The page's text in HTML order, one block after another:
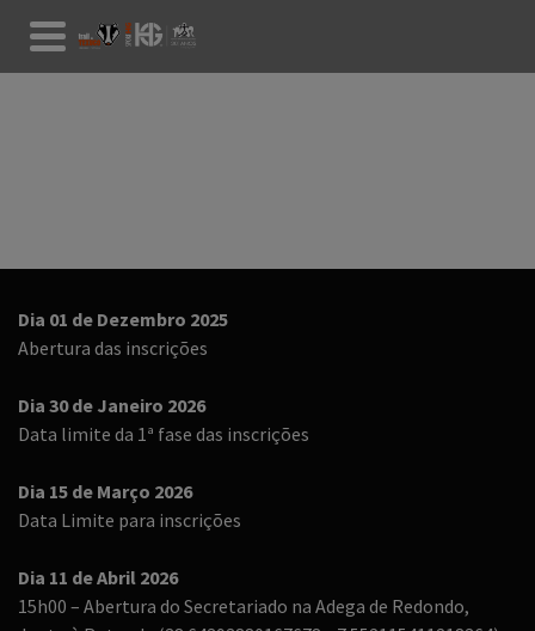
Dia 01 de Dezembro 2025
Abertura das inscrições
Dia 30 de Janeiro 2026
Data limite da 1ª fase das inscrições
Dia 15 de Março 2026
Data Limite para inscrições
Dia 11 de Abril 2026
15h00 – Abertura do Secretariado na Adega de Redondo,